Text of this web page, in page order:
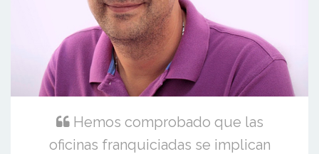
Hemos comprobado que las
oficinas franquiciadas se implican